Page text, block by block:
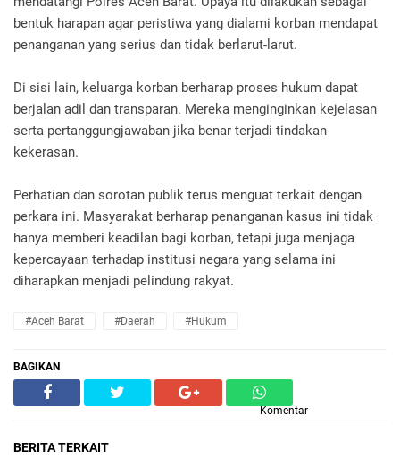
bentuk harapan agar peristiwa yang dialami korban mendapat
penanganan yang serius dan tidak berlarut-larut.
Di sisi lain, keluarga korban berharap proses hukum dapat
berjalan adil dan transparan. Mereka menginginkan kejelasan
serta pertanggungjawaban jika benar terjadi tindakan
kekerasan.
Perhatian dan sorotan publik terus menguat terkait dengan
perkara ini. Masyarakat berharap penanganan kasus ini tidak
hanya memberi keadilan bagi korban, tetapi juga menjaga
kepercayaan terhadap institusi negara yang selama ini
diharapkan menjadi pelindung rakyat.
#Aceh Barat #Daerah #Hukum
BAGIKAN
Komentar
BERITA TERKAIT